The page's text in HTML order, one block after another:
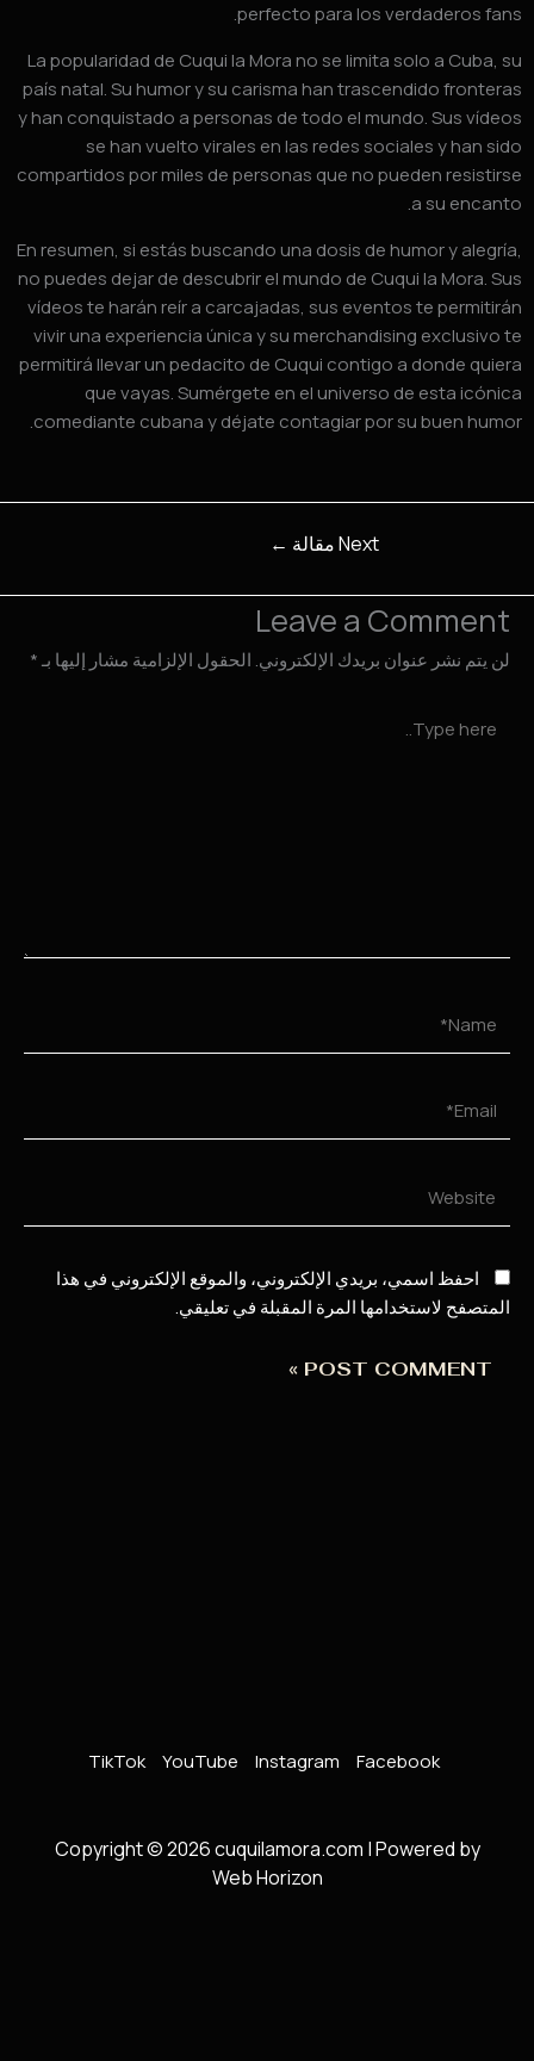
perfecto para los verdaderos
La popularidad de Cuqui la Mora no se limita solo a Cuba,
país natal. Su humor y su carisma han trascendido
y han conquistado a personas de todo el mundo. Sus
se han vuelto virales en las redes sociales y han
compartidos por miles de personas que no pueden
a su
En resumen, si estás buscando una dosis de humor y
no puedes dejar de descubrir el mundo de Cuqui la Mora.
vídeos te harán reír a carcajadas, sus eventos te
vivir una experiencia única y su merchandising exclusivo
permitirá llevar un pedacito de Cuqui contigo a donde
que vayas. Sumérgete en el universo de esta
comediante cubana y déjate contagiar por su buen
Next مقالة ←
Leave a Comment
لن يتم نشر عنوان بريدك الإلكتروني.الحقول الإلزامية مشار إليها بـ*
احفظ اسمي، بريدي الإلكتروني، والموقع الإلكتروني في هذا
المتصفح لاستخدامها المرة المقبلة في تعليقي.
Facebook
Instagram
YouTube
TikTok
Copyright © 2026 cuquilamora.com |Powered by
Web Horizon